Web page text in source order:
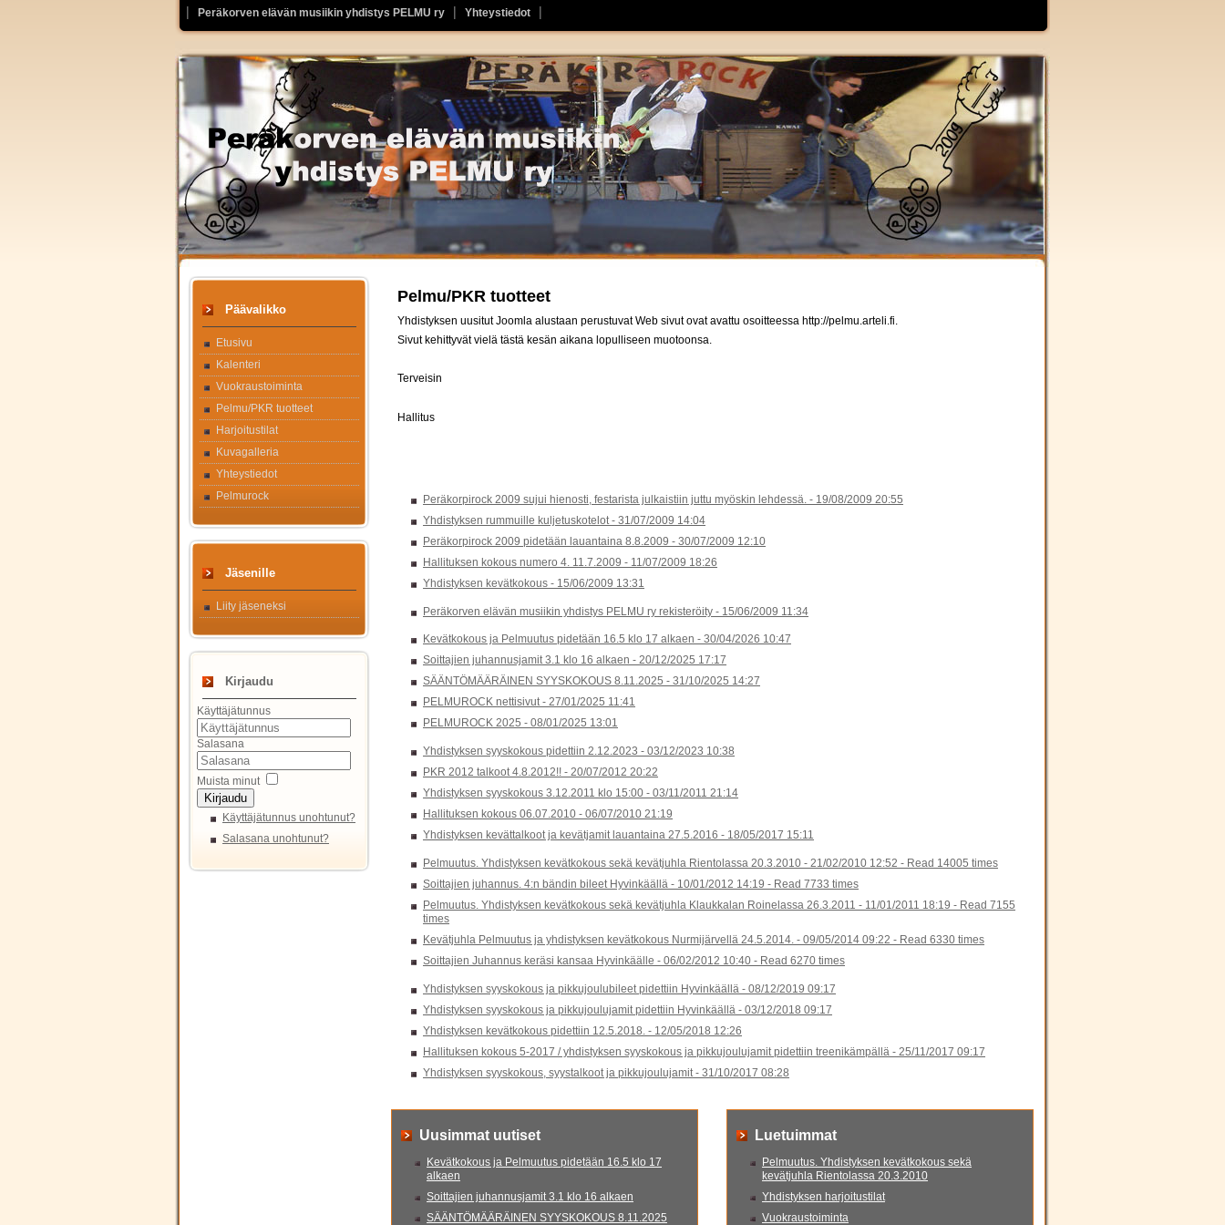
Peräkorven elävän musiikin yhdistys PELMU ry Yhteystiedot
Päävalikko
Etusivu
Kalenteri
Vuokraustoiminta
Pelmu/PKR tuotteet
Harjoitustilat
Kuvagalleria
Yhteystiedot
Pelmurock
Jäsenille
Liity jäseneksi
Kirjaudu
Käyttäjätunnus
Salasana
Muista minut
Kirjaudu
Käyttäjätunnus unohtunut?
Salasana unohtunut?
Pelmu/PKR tuotteet
Yhdistyksen uusitut Joomla alustaan perustuvat Web sivut ovat avattu osoitteessa http://pelmu.arteli.fi.
Sivut kehittyvät vielä tästä kesän aikana lopulliseen muotoonsa.
Terveisin
Hallitus
Peräkorpirock 2009 sujui hienosti, festarista julkaistiin juttu myöskin lehdessä. - 19/08/2009 20:55
Yhdistyksen rummuille kuljetuskotelot - 31/07/2009 14:04
Peräkorpirock 2009 pidetään lauantaina 8.8.2009 - 30/07/2009 12:10
Hallituksen kokous numero 4. 11.7.2009 - 11/07/2009 18:26
Yhdistyksen kevätkokous - 15/06/2009 13:31
Peräkorven elävän musiikin yhdistys PELMU ry rekisteröity - 15/06/2009 11:34
Kevätkokous ja Pelmuutus pidetään 16.5 klo 17 alkaen - 30/04/2026 10:47
Soittajien juhannusjamit 3.1 klo 16 alkaen - 20/12/2025 17:17
SÄÄNTÖMÄÄRÄINEN SYYSKOKOUS 8.11.2025 - 31/10/2025 14:27
PELMUROCK nettisivut - 27/01/2025 11:41
PELMUROCK 2025 - 08/01/2025 13:01
Yhdistyksen syyskokous pidettiin 2.12.2023 - 03/12/2023 10:38
PKR 2012 talkoot 4.8.2012!! - 20/07/2012 20:22
Yhdistyksen syyskokous 3.12.2011 klo 15:00 - 03/11/2011 21:14
Hallituksen kokous 06.07.2010 - 06/07/2010 21:19
Yhdistyksen kevättalkoot ja kevätjamit lauantaina 27.5.2016 - 18/05/2017 15:11
Pelmuutus. Yhdistyksen kevätkokous sekä kevätjuhla Rientolassa 20.3.2010 - 21/02/2010 12:52 - Read 14005 times
Soittajien juhannus. 4:n bändin bileet Hyvinkäällä - 10/01/2012 14:19 - Read 7733 times
Pelmuutus. Yhdistyksen kevätkokous sekä kevätjuhla Klaukkalan Roinelassa 26.3.2011 - 11/01/2011 18:19 - Read 7155
times
Kevätjuhla Pelmuutus ja yhdistyksen kevätkokous Nurmijärvellä 24.5.2014. - 09/05/2014 09:22 - Read 6330 times
Soittajien Juhannus keräsi kansaa Hyvinkäälle - 06/02/2012 10:40 - Read 6270 times
Yhdistyksen syyskokous ja pikkujoulubileet pidettiin Hyvinkäällä - 08/12/2019 09:17
Yhdistyksen syyskokous ja pikkujoulujamit pidettiin Hyvinkäällä - 03/12/2018 09:17
Yhdistyksen kevätkokous pidettiin 12.5.2018. - 12/05/2018 12:26
Hallituksen kokous 5-2017 / yhdistyksen syyskokous ja pikkujoulujamit pidettiin treenikämpällä - 25/11/2017 09:17
Yhdistyksen syyskokous, syystalkoot ja pikkujoulujamit - 31/10/2017 08:28
Uusimmat uutiset
Kevätkokous ja Pelmuutus pidetään 16.5 klo 17
alkaen
Soittajien juhannusjamit 3.1 klo 16 alkaen
SÄÄNTÖMÄÄRÄINEN SYYSKOKOUS 8.11.2025
Luetuimmat
Pelmuutus. Yhdistyksen kevätkokous sekä
kevätjuhla Rientolassa 20.3.2010
Yhdistyksen harjoitustilat
Vuokraustoiminta